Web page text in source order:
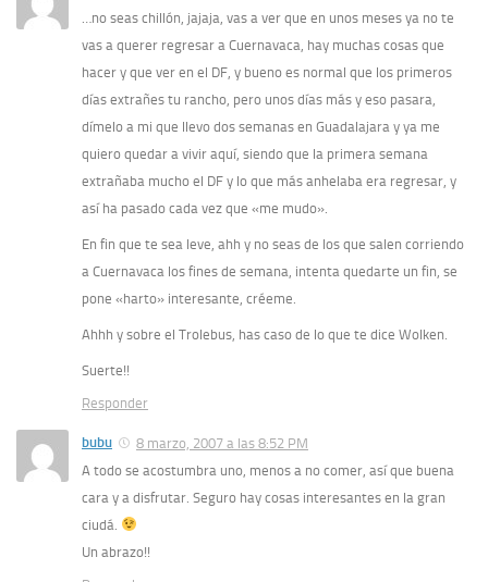
…no seas chillón, jajaja, vas a ver que en unos meses ya no te
vas a querer regresar a Cuernavaca, hay muchas cosas que
hacer y que ver en el DF, y bueno es normal que los primeros
días extrañes tu rancho, pero unos días más y eso pasara,
dímelo a mi que llevo dos semanas en Guadalajara y ya me
quiero quedar a vivir aquí, siendo que la primera semana
extrañaba mucho el DF y lo que más anhelaba era regresar, y
así ha pasado cada vez que «me mudo».
En fin que te sea leve, ahh y no seas de los que salen corriendo
a Cuernavaca los fines de semana, intenta quedarte un fin, se
pone «harto» interesante, créeme.
Ahhh y sobre el Trolebus, has caso de lo que te dice Wolken.
Suerte!!
Responder
bubu
8 marzo, 2007 a las 8:52 PM
A todo se acostumbra uno, menos a no comer, así que buena
cara y a disfrutar. Seguro hay cosas interesantes en la gran
ciudá.
Un abrazo!!